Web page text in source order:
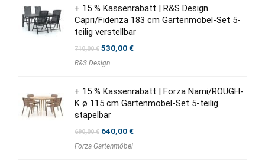
+ 15 % Kassenrabatt | R&S Design
Capri/Fidenza 183 cm Gartenmöbel-Set 5-
teilig verstellbar
710,00€ Ursprünglicher
war:
530,00€Aktueller
R&S Design
+ 15 % Kassenrabatt | Forza Narni/ROUGH-
K ø 115 cm Gartenmöbel-Set 5-teilig
stapelbar
690,00€ Ursprünglicher
war:
640,00€Aktueller
Forza Gartenmöbel